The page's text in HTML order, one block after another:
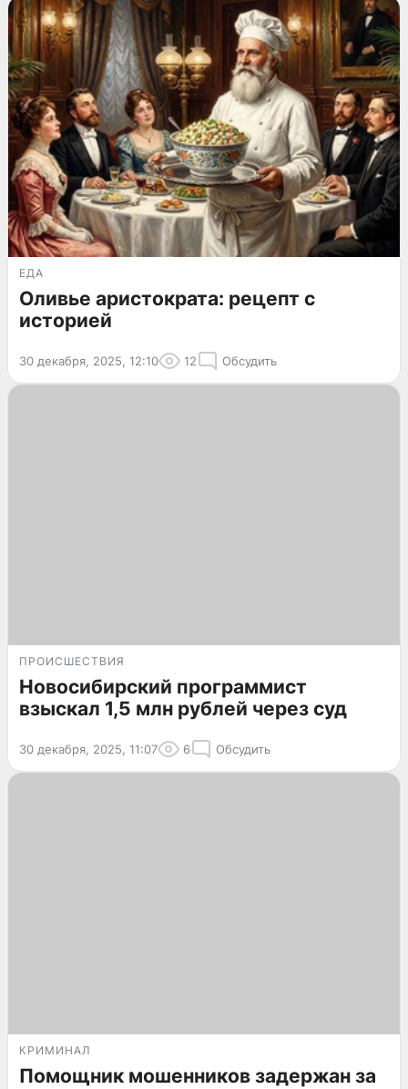
ЕДА
Оливье аристократа: рецепт с
историей
30 декабря, 2025, 12:10 12 Обсудить
ПРОИСШЕСТВИЯ
Новосибирский программист
взыскал 1,5 млн рублей через суд
30 декабря, 2025, 11:07 6 Обсудить
КРИМИНАЛ
Помощник мошенников задержан за